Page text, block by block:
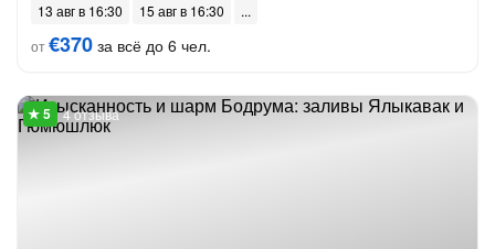
13 авг в 16:30
15 авг в 16:30
от€370 за всё до 6 чел.
4 отзыва